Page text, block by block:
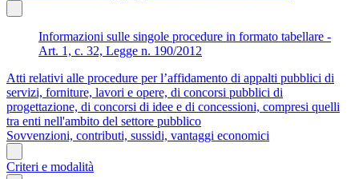
Informazioni sulle singole procedure in formato tabellare -
Art. 1, c. 32, Legge n. 190/2012
Atti relativi alle procedure per l’affidamento di appalti pubblici di
servizi, forniture, lavori e opere, di concorsi pubblici di
progettazione, di concorsi di idee e di concessioni, compresi quelli
tra enti nell'ambito del settore pubblico
Sovvenzioni, contributi, sussidi, vantaggi economici
Criteri e modalità